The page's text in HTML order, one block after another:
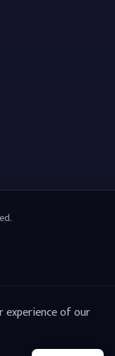
experience of our